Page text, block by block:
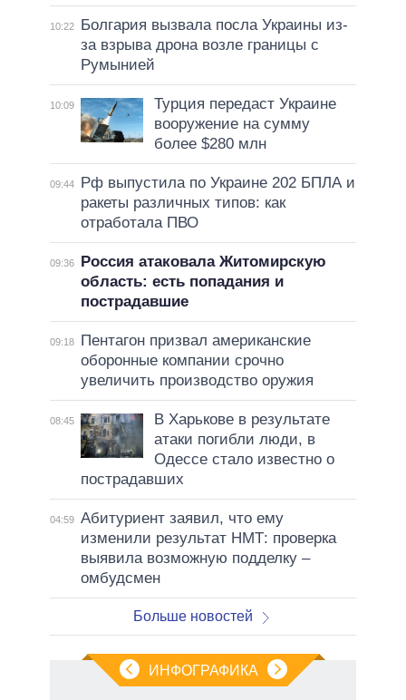
10:22
Болгария вызвала посла Украины из-
за взрыва дрона возле границы с
Румынией
10:09
Турция передаст Украине
вооружение на сумму
более $280 млн
09:44
Рф выпустила по Украине 202 БПЛА и
ракеты различных типов: как
отработала ПВО
09:36
Россия атаковала Житомирскую
область: есть попадания и
пострадавшие
09:18
Пентагон призвал американские
оборонные компании срочно
увеличить производство оружия
08:45
В Харькове в результате
атаки погибли люди, в
Одессе стало известно о
пострадавших
04:59 Абитуриент заявил, что ему
изменили результат НМТ: проверка
выявила возможную подделку –
омбудсмен
Больше новостей
ИНФОГРАФИКА